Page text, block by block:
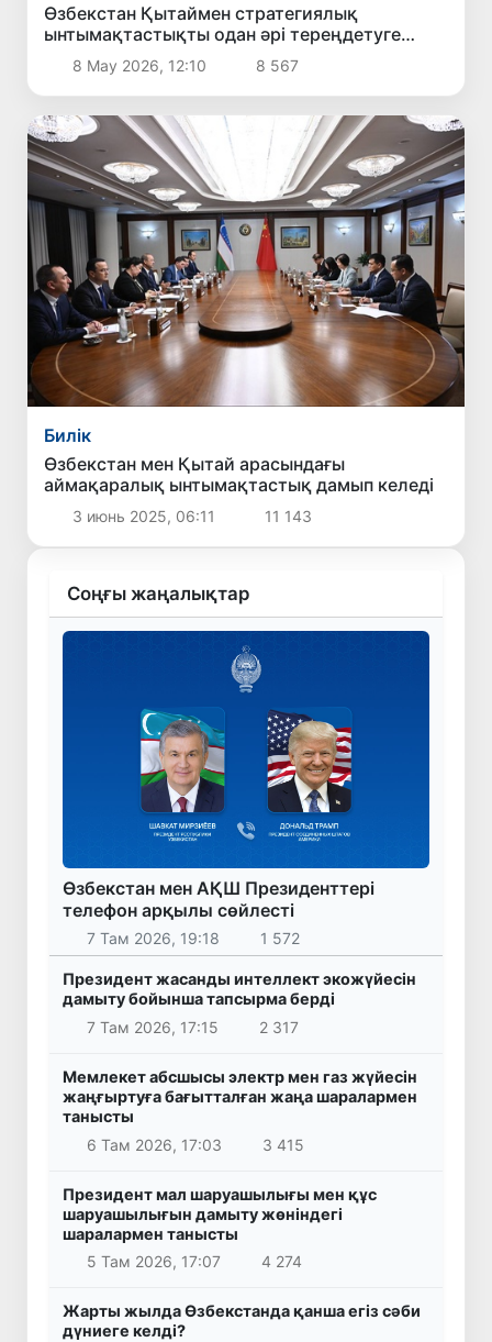
Өзбекстан Қытаймен стратегиялық
ынтымақтастықты одан әрі тереңдетуге
мүдделі екенін мәлімдеді
8 Мау 2026, 12:10 8 567
Билік
Өзбекстан мен Қытай арасындағы
аймақаралық ынтымақтастық дамып келеді
3 июнь 2025, 06:11 11 143
Соңғы жаңалықтар
Өзбекстан мен АҚШ Президенттері
телефон арқылы сөйлесті
7 Там 2026, 19:18 1 572
Президент жасанды интеллект экожүйесін
дамыту бойынша тапсырма берді
7 Там 2026, 17:15
2 317
Мемлекет абсшысы электр мен газ жүйесін
жаңғыртуға бағытталған жаңа шаралармен
танысты
6 Там 2026, 17:03
3 415
Президент мал шаруашылығы мен құс
шаруашылығын дамыту жөніндегі
шаралармен танысты
5 Там 2026, 17:07
4 274
Жарты жылда Өзбекстанда қанша егіз сәби
дүниеге келді?